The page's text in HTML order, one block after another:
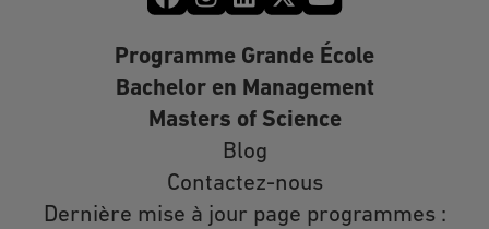
Programme Grande École
Bachelor en Management
Masters of Science
Blog
Contactez-nous
Dernière mise à jour page programmes :